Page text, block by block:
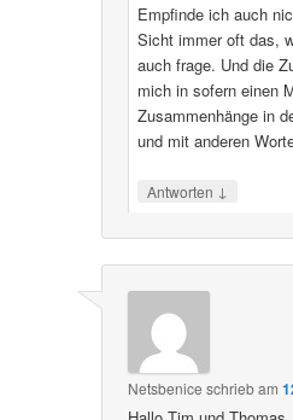
Empfinde ich auch
Sicht immer oft das,
auch frage. Und die
mich in sofern einen
Zusammenhänge in
und mit anderen
Antworten ↓
Netsbenice schriebam